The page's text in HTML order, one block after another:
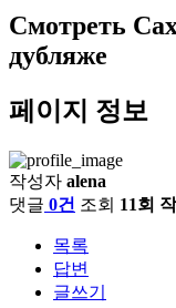
Смотреть
дубляже
페이지 정보
작성자 alena
댓글 0건 조회 11회
목록
답변
글쓰기